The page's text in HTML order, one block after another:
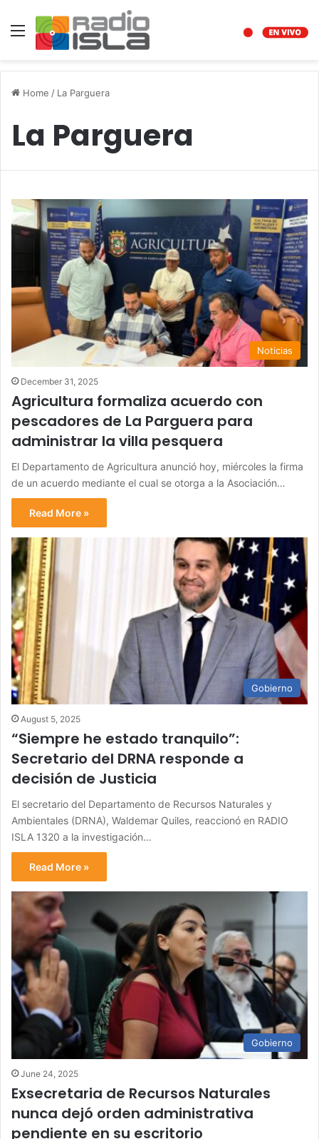
Menu
Home / La Parguera
La Parguera
Noticias
December 31, 2025
Agricultura formaliza acuerdo con
pescadores de La Parguera para
administrar la villa pesquera
El Departamento de Agricultura anunció hoy, miércoles la firma
de un acuerdo mediante el cual se otorga a la Asociación…
Read More »
Gobierno
August 5, 2025
“Siempre he estado tranquilo”:
Secretario del DRNA responde a
decisión de Justicia
El secretario del Departamento de Recursos Naturales y
Ambientales (DRNA), Waldemar Quiles, reaccionó en RADIO
ISLA 1320 a la investigación…
Read More »
Gobierno
June 24, 2025
Exsecretaria de Recursos Naturales
nunca dejó orden administrativa
pendiente en su escritorio